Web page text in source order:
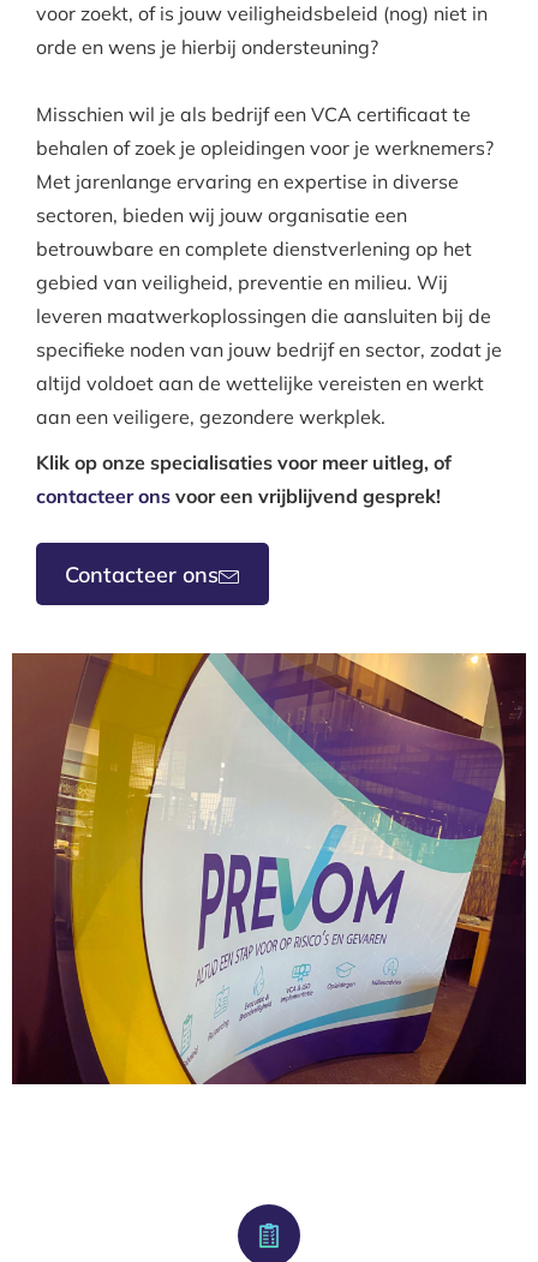
voor zoekt, of is jouw veiligheidsbeleid (nog) niet in
orde en wens je hierbij ondersteuning?
Misschien wil je als bedrijf een VCA certificaat te
behalen of zoek je opleidingen voor je werknemers?
Met jarenlange ervaring en expertise in diverse
sectoren, bieden wij jouw organisatie een
betrouwbare en complete dienstverlening op het
gebied van veiligheid, preventie en milieu. Wij
leveren maatwerkoplossingen die aansluiten bij de
specifieke noden van jouw bedrijf en sector, zodat je
altijd voldoet aan de wettelijke vereisten en werkt
aan een veiligere, gezondere werkplek.
Klik op onze specialisaties voor meer uitleg, of
contacteer ons voor een vrijblijvend gesprek!
Contacteer ons